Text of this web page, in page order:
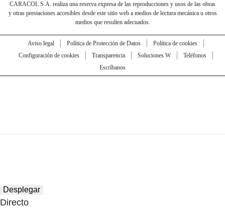
CARACOL S.A. realiza una reserva expresa de las reproducciones y usos de las obras
y otras prestaciones accesibles desde este sitio web a medios de lectura mecánica u otros
medios que resulten adecuados.
Aviso legal Política de Protección de Datos
Política de cookies
Configuración de cookies
Transparencia Soluciones W
Teléfonos
Escríbanos
Desplegar
Directo